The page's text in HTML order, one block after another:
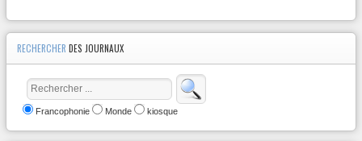
RECHERCHER DES JOURNAUX
Francophonie Monde kiosque